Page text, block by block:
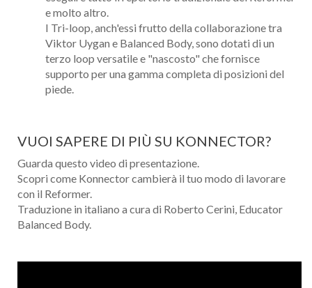
e molto altro.
I Tri-loop, anch'essi frutto della collaborazione tra
Viktor Uygan e Balanced Body, sono dotati di un
terzo loop versatile e "nascosto" che fornisce
supporto per una gamma completa di posizioni del
piede.
VUOI SAPERE DI PIÙ SU KONNECTOR?
Guarda questo video di presentazione.
Scopri come Konnector cambierà il tuo modo di lavorare
con il Reformer.
Traduzione in italiano a cura di Roberto Cerini, Educator
Balanced Body.